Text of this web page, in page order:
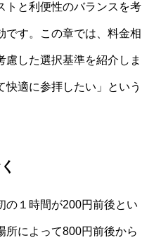
トと利便性のバランスを考
です。この章では、料金相
した選択基準を紹介しま
適に参拝したい」という
の１時間が200円前後とい
所によって800円前後から